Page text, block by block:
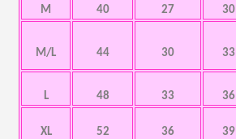
M 40 27 30
M/L 44 30 33
L 48 33 36
XL 52 36 39